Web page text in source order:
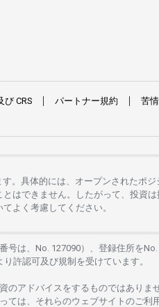
び CRS パートナー規約 苦
。 具体的には、 オープンさ れた ポジ
とはできません。したがって、 投資は
て よく 考慮してください。
号は、No. 127090）、 登録住所を
り 許認可及び規制を受けています。
のアドバイスをするものではありま
ては、 それらのウェブサイトの ご利